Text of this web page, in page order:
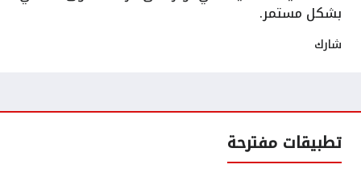
بشكل مستمر.
شارك
تطبيقات مفترحة